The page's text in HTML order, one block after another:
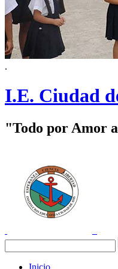
.
I.E. Ciudad
"Todo por Amor
Inicio